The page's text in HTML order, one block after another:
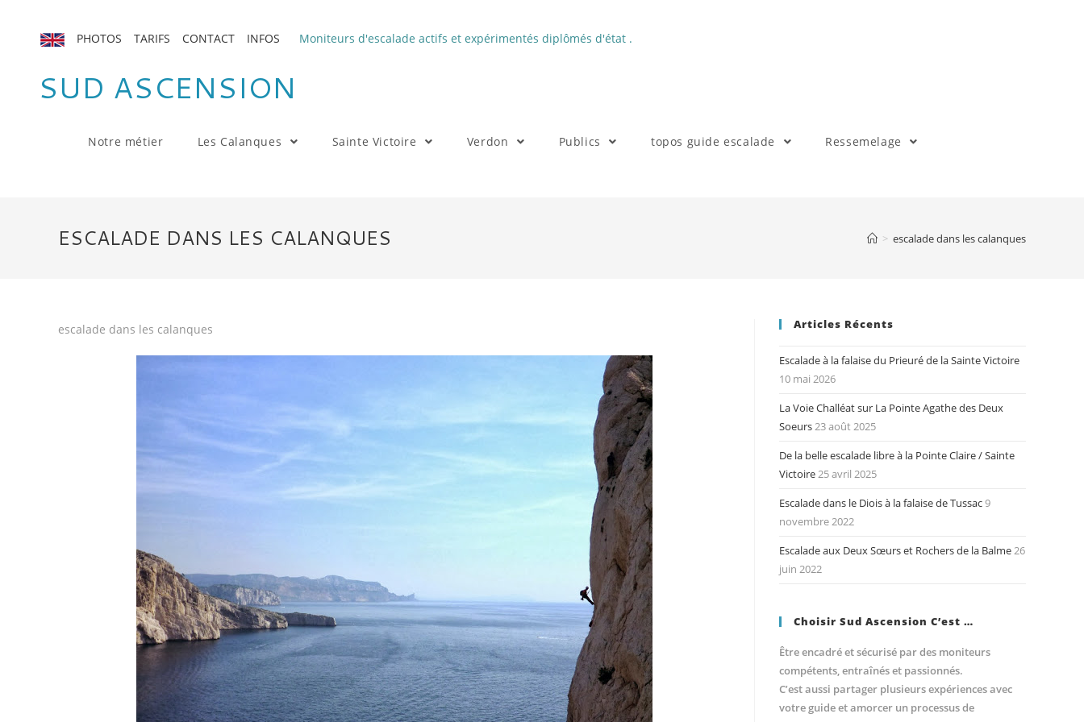
PHOTOS TARIFS CONTACT INFOS Moniteurs d'escalade actifs et expérimentés diplômés d'état .
SUD ASCENSION
Notre métier Les Calanques Sainte Victoire Verdon Publics topos guide escalade Ressemelage
ESCALADE DANS LES CALANQUES > escalade dans les calanques
escalade dans les calanques Articles Récents
Escalade à la falaise du Prieuré de la Sainte Victoire
10 mai 2026
La Voie Challéat sur La Pointe Agathe des Deux
Soeurs23 août 2025
De la belle escalade libre à la Pointe Claire / Sainte
Victoire25 avril 2025
Escalade dans le Diois à la falaise de Tussac9
novembre 2022
Escalade aux Deux Sœurs et Rochers de la Balme26
juin 2022
Choisir Sud Ascension C’est …
Être encadré et sécurisé par des moniteurs
compétents, entraînés et passionnés.
C’est aussi partager plusieurs expériences avec
votre guide et amorcer un processus de